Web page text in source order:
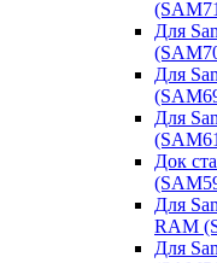
Для
Для
Для
Док
Для
RAM
Для